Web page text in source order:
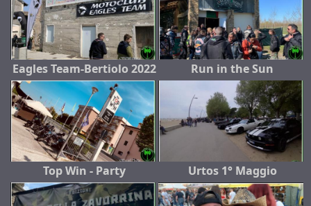
Eagles Team-Bertiolo 2022 Run in the Sun
Top Win - Party Urtos 1° Maggio